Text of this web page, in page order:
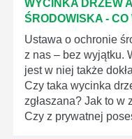
WYCINKA DRZEW
ŚRODOWISKA -
Ustawa o ochronie
z nas – bez wyjątku.
jest w niej także
Czy taka wycinka
zgłaszana? Jak to w
Czy z prywatnej